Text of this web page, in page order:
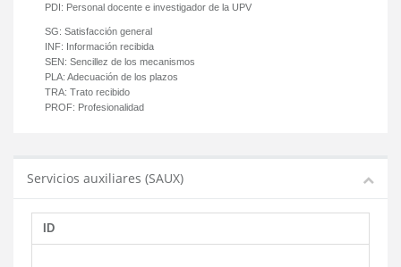
PDI: Personal docente e investigador de la UPV
SG: Satisfacción general
INF: Información recibida
SEN: Sencillez de los mecanismos
PLA: Adecuación de los plazos
TRA: Trato recibido
PROF: Profesionalidad
Servicios auxiliares (SAUX)
ID